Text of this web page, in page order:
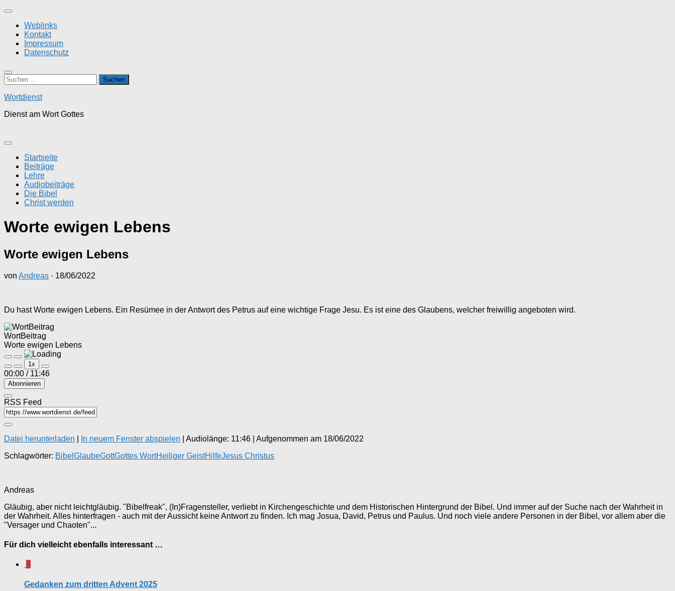
Zum
springenWeblinks
Kontakt
Impressum
Datenschutz
Suchen
nach:
Wortdienst
Dienst am Wort Gottes
Startseite
Beiträge
Lehre
Audiobeiträge
Die Bibel
Christ werden
Worte ewigen Lebens
Worte ewigen Lebens
von Andreas · 18/06/2022
Du hast Worte ewigen Lebens. Ein Resümee in der Antwort des Petrus auf eine wichtige Frage Jesu. Es ist eine des Glaubens, welcher freiwillig angeboten wird.
WortBeitrag
Worte ewigen Lebens
Play
Episode
Pause
Episode
1x
00:00 / 11:46
Abonnieren
RSS Feed
Datei herunterladen In neuem Fenster abspielen Audiolänge: 11:46
Aufgenommen am 18/06/2022
Schlagwörter: Bibel GlaubeGottGottes WortHeiliger GeistHilfeJesus Christus
Andreas
Gläubig, aber nicht leichtgläubig. "Bibelfreak", (In)Fragensteller, verliebt in Kirchengeschichte und dem Historischen Hintergrund der Bibel. Und immer auf der Suche nach der Wahrheit in
der Wahrheit. Alles hinterfragen - auch mit der Aussicht keine Antwort zu finden. Ich mag Josua, David, Petrus und Paulus. Und noch viele andere Personen in der Bibel, vor allem aber die
"Versager und Chaoten"...
Für dich vielleicht ebenfalls interessant …
0
Gedanken zum dritten Advent 2025